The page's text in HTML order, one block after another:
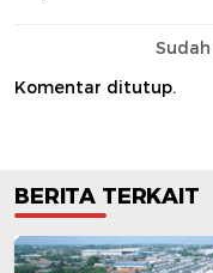
Komentar ditutup.
BERITA TERKAIT